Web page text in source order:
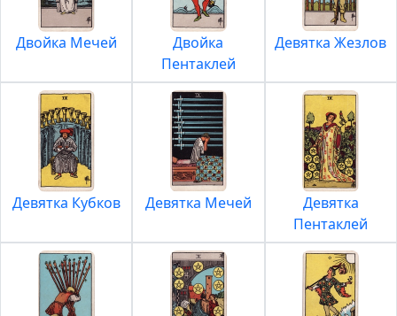
Двойка Мечей
Двойка
Пентаклей
Девятка Жезлов
Девятка Кубков Девятка Мечей
Девятка
Пентаклей